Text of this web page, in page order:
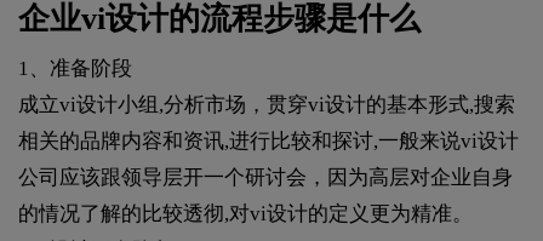
企业vi设计的流程步骤是什么
1、准备阶段
成立vi设计小组,分析市场，贯穿vi设计的基本形式,搜索
相关的品牌内容和资讯,进行比较和探讨,一般来说vi设计
公司应该跟领导层开一个研讨会，因为高层对企业自身
的情况了解的比较透彻,对vi设计的定义更为精准。